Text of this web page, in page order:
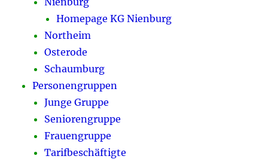
Homepage KG Nienburg
Northeim
Osterode
Schaumburg
Personengruppen
Junge Gruppe
Seniorengruppe
Frauengruppe
Tarifbeschäftigte